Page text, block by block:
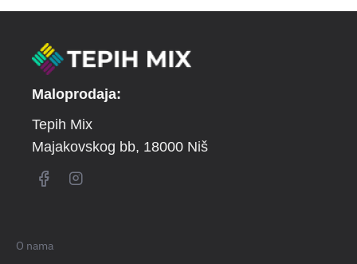
Maloprodaja:
Tepih Mix
Majakovskog bb, 18000 Niš
O nama